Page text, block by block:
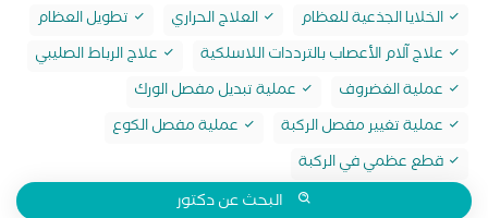
الخلايا الجذعية للعظام
العلاج الحراري
تطويل العظام
علاج آلام الأعصاب بالترددات اللاسلكية
علاج الرباط الصليبي
عملية الغضروف
عملية تبديل مفصل الورك
عملية تغيير مفصل الركبة
عملية مفصل الكوع
قطع عظمي في الركبة
البحث عن دكتور